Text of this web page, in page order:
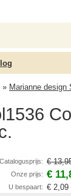
» Marianne design
Catalogusprijs: €
Onze prijs: €
U bespaart: € 2,09